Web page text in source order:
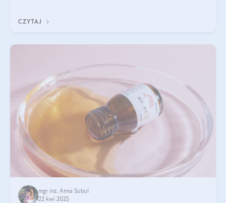
CZYTAJ
mgr inż. Anna Sobol
22 kwi 2025